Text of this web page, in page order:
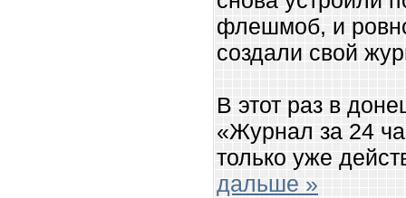
флешмоб, и
создали свой
В этот раз в
«Журнал за 24
только уже
дальше »